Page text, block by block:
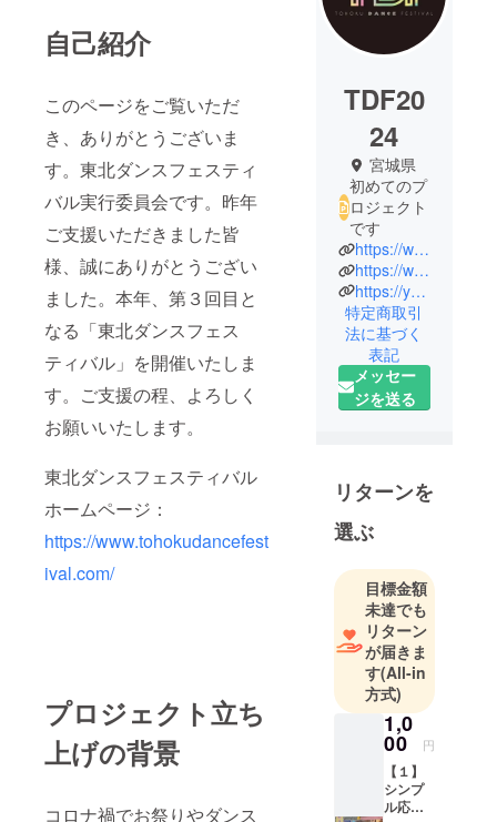
自己紹介
このページをご覧いただ
き、ありがとうございま
す。東北ダンスフェスティ
バル実行委員会です。昨年
ご支援いただきました皆
様、誠にありがとうござい
ました。本年、第３回目と
なる「東北ダンスフェス
ティバル」を開催いたしま
す。ご支援の程、よろしく
お願いいたします。
東北ダンスフェスティバル
ホームページ：
https://www.tohokudancefest
ival.com/
プロジェクト立ち
上げの背景
コロナ禍でお祭りやダンス
TDF20
24
宮城県
初めてのプ
ロジェクト
です
https://www.tohokudancefestival.com/
https://www.instagram.com/tohokudancefes_tdf?igsh=MThmYTUyZG4xeGRhYw==
https://youtube.com/@tohokudancefestival?si=IO2nXpyAsc8rp_rX
特定商取引
法に基づく
表記
メッセー
ジを送る
リターンを
選ぶ
目標金額
未達でも
リターン
が届きま
す(All-in
方式)
1,0
00 円
【１】
シンプ
ル応援